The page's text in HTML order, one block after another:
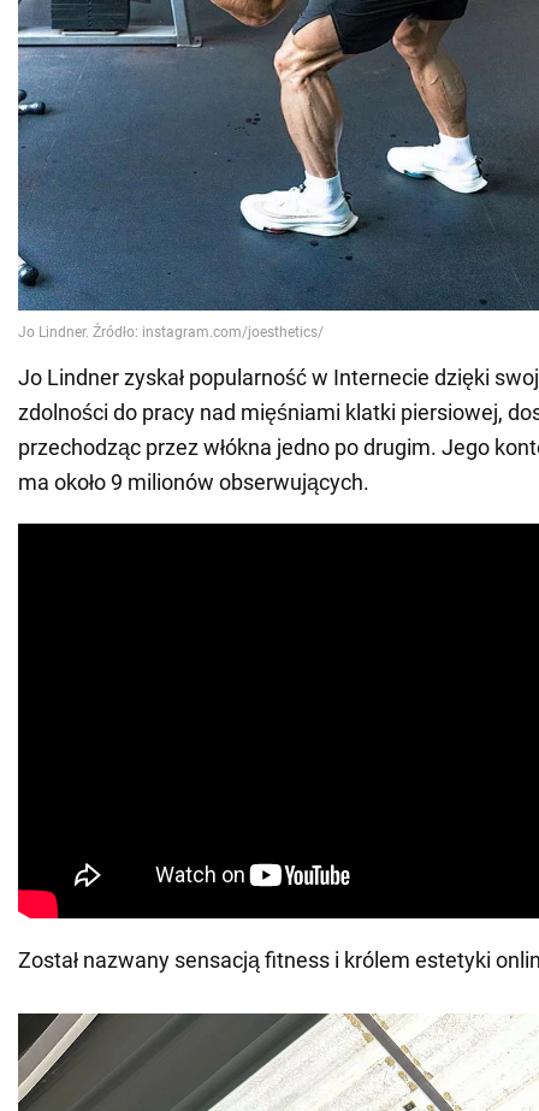
Jo Lindner zyskał popularność w Internecie dzięki
zdolności do pracy nad mięśniami klatki piersiowej,
przechodząc przez włókna jedno po drugim. Jego
ma około 9 milionów obserwujących.
Został nazwany sensacją fitness i królem estetyki